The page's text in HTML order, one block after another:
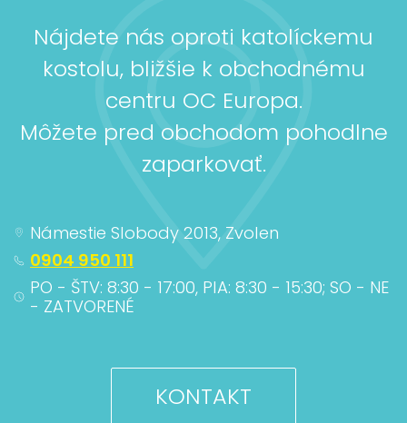
Nájdete nás oproti katolíckemu
kostolu, bližšie k obchodnému
centru OC Europa.
Môžete pred obchodom pohodlne
zaparkovať.
Námestie Slobody 2013, Zvolen
0904 950 111
PO - ŠTV: 8:30 - 17:00, PIA: 8:30 - 15:30; SO - NE
- ZATVORENÉ
KONTAKT